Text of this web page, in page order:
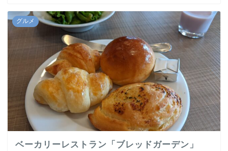
グルメ
ベーカリーレストラン「ブレッドガーデン」